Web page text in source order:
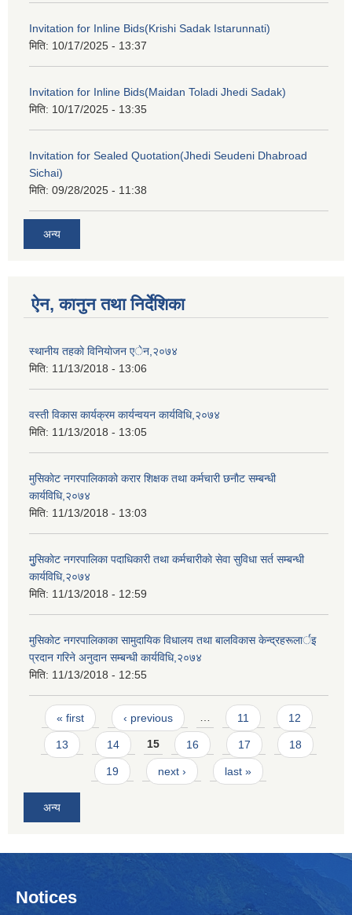
Invitation for Inline Bids(Krishi Sadak Istarunnati)
मिति: 10/17/2025 - 13:37
Invitation for Inline Bids(Maidan Toladi Jhedi Sadak)
मिति: 10/17/2025 - 13:35
Invitation for Sealed Quotation(Jhedi Seudeni Dhabroad
Sichai)
मिति: 09/28/2025 - 11:38
अन्य
ऐन, कानुन तथा निर्देशिका
स्थानीय तहकाे विनियाेजन एेन,२०७४
मिति: 11/13/2018 - 13:06
वस्ती विकास कार्यक्रम कार्यन्वयन कार्यविधि,२०७४
मिति: 11/13/2018 - 13:05
मुसिकाेट नगरपालिकाकाे करार शिक्षक तथा कर्मचारी छनाैट सम्बन्धी
कार्यविधि,२०७४
मिति: 11/13/2018 - 13:03
मुुसिकाेट नगरपालिका पदाधिकारी तथा कर्मचारीकाे सेवा सुविधा सर्त सम्बन्धी
कार्यविधि,२०७४
मिति: 11/13/2018 - 12:59
मुसिकाेट नगरपालिकाका सामुदायिक विधालय तथा बालविकास केन्द्रहरूलार्इ
प्रदान गरिने अनुदान सम्बन्धी कार्यविधि,२०७४
मिति: 11/13/2018 - 12:55
Pages
« first ‹ previous … 11 12
13 14 15 16 17 18
19 next › last »
अन्य
Notices